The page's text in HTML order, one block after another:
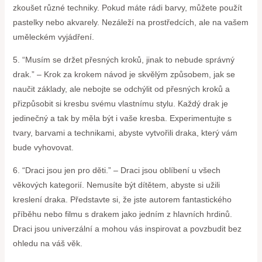
zkoušet různé techniky. Pokud máte rádi barvy, můžete použít
pastelky nebo akvarely. Nezáleží na prostředcích, ale na vašem
uměleckém vyjádření.
5. “Musím se držet přesných kroků, jinak to nebude správný
drak.” – Krok za krokem návod je skvělým způsobem, jak se
naučit základy, ale nebojte se odchýlit od přesných kroků a
přizpůsobit si kresbu svému vlastnímu stylu. Každý drak je
jedinečný a tak by měla být i vaše kresba. Experimentujte s
tvary, barvami a technikami, abyste vytvořili draka, který vám
bude vyhovovat.
6. “Draci jsou jen pro děti.” – Draci jsou oblíbení u všech
věkových kategorií. Nemusíte být dítětem, abyste si užili
kreslení draka. Představte si, že jste autorem fantastického
příběhu nebo filmu s drakem jako jedním z hlavních hrdinů.
Draci jsou univerzální a mohou vás inspirovat a povzbudit bez
ohledu na váš věk.